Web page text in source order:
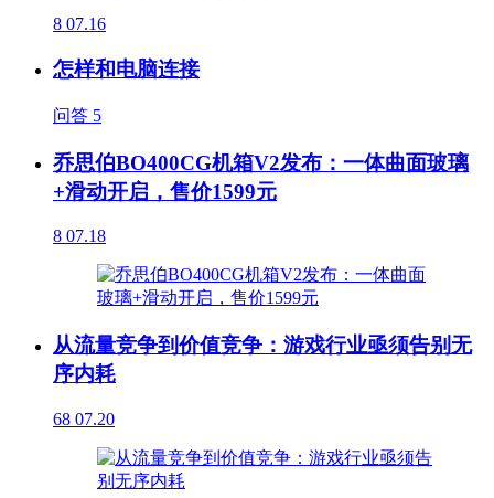
8 07.16
怎样和电脑连接
问答 5
乔思伯BO400CG机箱V2发布：一体曲面玻璃
+滑动开启，售价1599元
8 07.18
从流量竞争到价值竞争：游戏行业亟须告别无
序内耗
68 07.20